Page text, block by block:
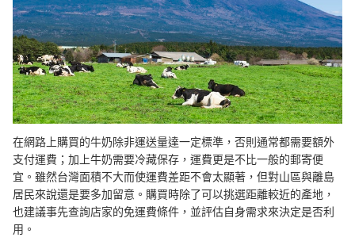
在網路上購買的牛奶除非運送量達一定標準，否則通常都需要額外
支付運費；加上牛奶需要冷藏保存，運費更是不比一般的郵寄便
宜。雖然台灣面積不大而使運費差距不會太顯著，但對山區與離島
居民來說還是要多加留意。購買時除了可以挑選距離較近的產地，
也建議事先查詢店家的免運費條件，並評估自身需求來決定是否利
用。